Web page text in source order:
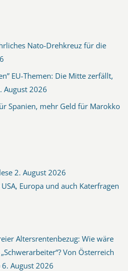
Nato-Drehkreuz für die
EU-Themen: Die Mitte zerfällt,
August 2026
Spanien, mehr Geld für Marokko
2. August 2026
Europa und auch Katerfragen
Altersrentenbezug: Wie wäre
Von Österreich
6. August 2026